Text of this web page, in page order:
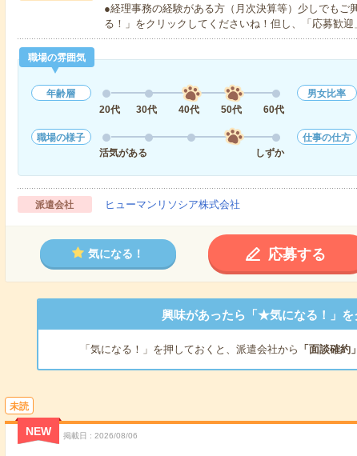
●経理事務の経験がある方（月次決算等）少しでも
る！」をクリックしてくださいね！但し、「応募歓
職場の雰囲気
年齢層
20代
30代 40代 50代 60代
男女比率
職場の様子
活気がある
しずか
仕事の仕方
派遣会社 ヒューマンリソシア株式会社
気になる！ 応募する
興味があったら「★気になる！」を
「気になる！」を押しておくと、派遣会社から 「面談確約」
未読
NEW 掲載日 2026/08/06